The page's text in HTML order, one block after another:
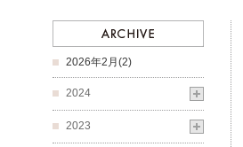
2026年2月(2)
2024
2023